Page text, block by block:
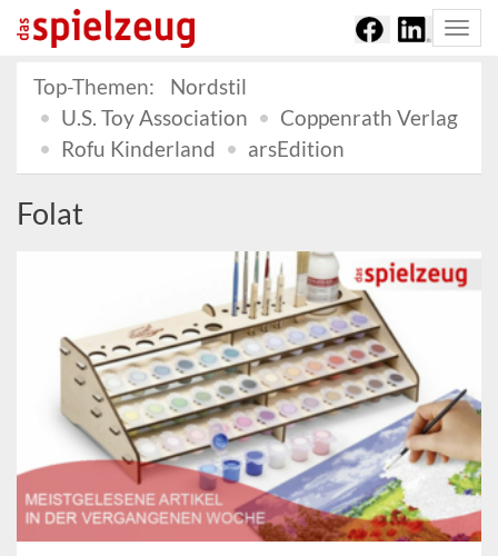
Top-Themen:
Nordstil
U.S. Toy Association
Coppenrath Verlag
Rofu Kinderland
arsEdition
Folat